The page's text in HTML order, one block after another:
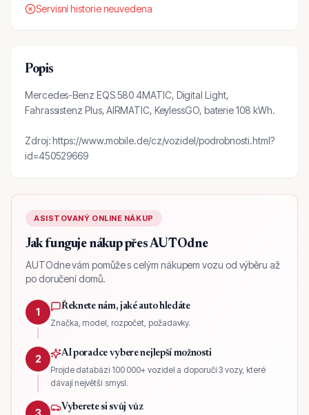
Servisní historie neuvedena
Popis
Mercedes-Benz EQS 580 4MATIC, Digital Light,
Fahrassistenz Plus, AIRMATIC, KeylessGO, baterie 108 kWh.
Zdroj: https://www.mobile.de/cz/vozidel/podrobnosti.html?
id=450529669
ASISTOVANÝ ONLINE NÁKUP
Jak funguje nákup přes AUTOdne
AUTOdne vám pomůže s celým nákupem vozu od výběru až
po doručení domů.
1 Řeknete nám, jaké auto hledáte
Značka, model, rozpočet, požadavky.
2 AI poradce vybere nejlepší možnosti
Projde databázi 100 000+ vozidel a doporučí 3 vozy, které
dávají největší smysl.
3 Vyberete si svůj vůz